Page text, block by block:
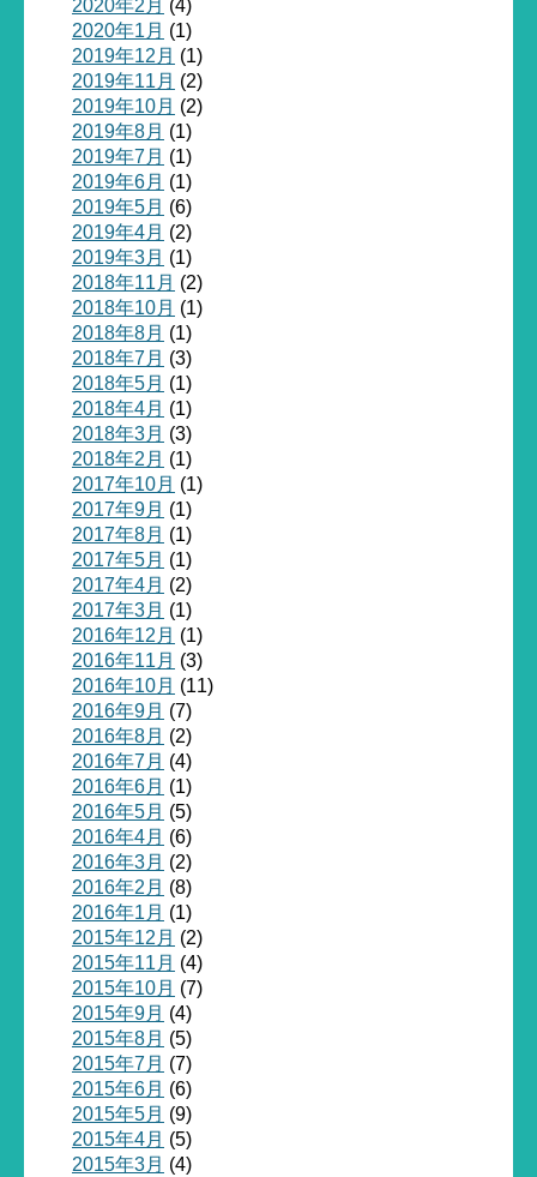
2020年2月 (4)
2020年1月 (1)
2019年12月 (1)
2019年11月 (2)
2019年10月 (2)
2019年8月 (1)
2019年7月 (1)
2019年6月 (1)
2019年5月 (6)
2019年4月 (2)
2019年3月 (1)
2018年11月 (2)
2018年10月 (1)
2018年8月 (1)
2018年7月 (3)
2018年5月 (1)
2018年4月 (1)
2018年3月 (3)
2018年2月 (1)
2017年10月 (1)
2017年9月 (1)
2017年8月 (1)
2017年5月 (1)
2017年4月 (2)
2017年3月 (1)
2016年12月 (1)
2016年11月 (3)
2016年10月 (11)
2016年9月 (7)
2016年8月 (2)
2016年7月 (4)
2016年6月 (1)
2016年5月 (5)
2016年4月 (6)
2016年3月 (2)
2016年2月 (8)
2016年1月 (1)
2015年12月 (2)
2015年11月 (4)
2015年10月 (7)
2015年9月 (4)
2015年8月 (5)
2015年7月 (7)
2015年6月 (6)
2015年5月 (9)
2015年4月 (5)
2015年3月 (4)